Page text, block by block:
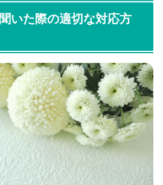
いた際の適切な対応方